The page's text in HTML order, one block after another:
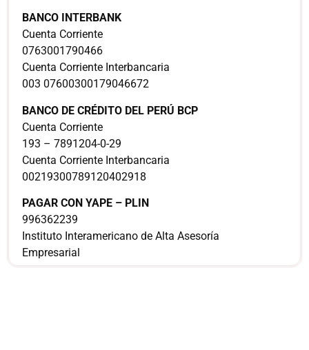
BANCO INTERBANK
Cuenta Corriente
0763001790466
Cuenta Corriente Interbancaria
003 07600300179046672
BANCO DE CRÉDITO DEL PERÚ BCP
Cuenta Corriente
193 – 7891204-0-29
Cuenta Corriente Interbancaria
00219300789120402918
PAGAR CON YAPE – PLIN
996362239
Instituto Interamericano de Alta Asesoría
Empresarial